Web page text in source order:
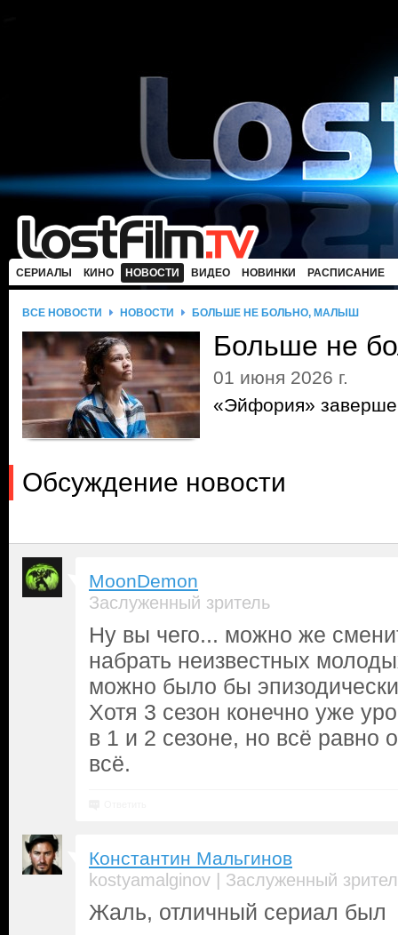
СЕРИАЛЫ КИНО НОВОСТИ ВИДЕО НОВИНКИ РАСПИСАНИЕ
ВСЕ НОВОСТИ НОВОСТИ БОЛЬШЕ НЕ БОЛЬНО, МАЛЫШ
Больше не
01 июня 2026 г.
«Эйфория»
Обсуждение новости
MoonDemon
Заслуженный зритель
Ну вы чего... можно же
набрать неизвестных
можно было бы
Хотя 3 сезон конечно уже
в 1 и 2 сезоне, но всё равно
всё.
Константин Мальгинов
kostyamalginov | Заслуженный
Жаль, отличный сериал был